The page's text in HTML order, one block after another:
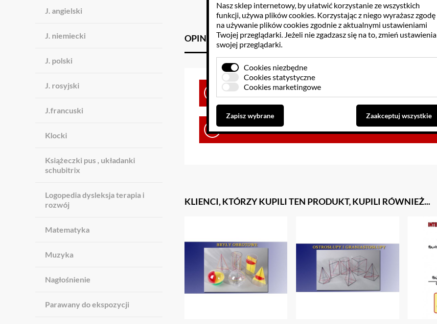
J. angielski
J. niemiecki
J. polski
J. rosyjski
J.francuski
Klocki
Książeczki pus , układanki
schubitrix
Logopedia dysleksja terapia i
rozwój
Matematyka
Muzyka
Nagłośnienie
Parawany do ekspozycji
OPINIE KLIENTÓW GPSR
Brak opinii dla towaru
Zaloguj się, aby dodać opinię
KLIENCI, KTÓRZY KUPILI TEN PRODUKT, KUPILI RÓWNIEŻ...
Nasz sklep internetowy, by ułatwić korzystanie ze wszystkich
funkcji, używa plików cookies. Korzystając z niego wyrażasz zgodę
na używanie plików cookies zgodnie z aktualnymi ustawieniami
Twojej przeglądarki. Jeżeli nie zgadzasz się na to, zmień ustawienia
swojej przeglądarki.
Cookies niezbędne
Cookies statystyczne
Cookies marketingowe
Zapisz wybrane Zaakceptuj wszystkie